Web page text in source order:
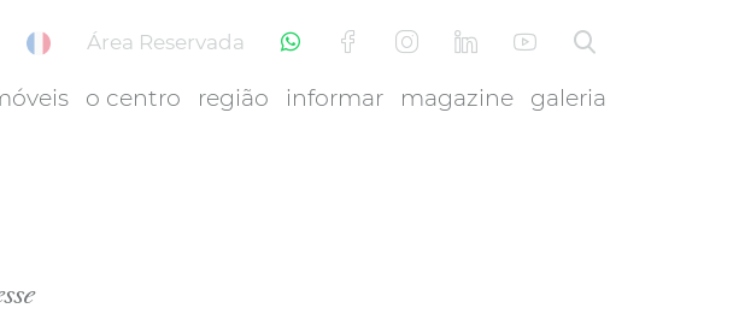
Área Reservada
o centro região informar magazine galeria